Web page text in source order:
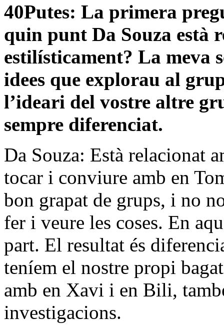
40Putes: La primera
quin punt Da Souza està
estilísticament? La meva
idees que explorau al
l’ideari del vostre altre
sempre diferenciat.
Da Souza: Està relacionat
tocar i conviure amb en
bon grapat de grups, i no
fer i veure les coses. En
part. El resultat és
teníem el nostre propi
amb en Xavi i en Bili,
investigacions.